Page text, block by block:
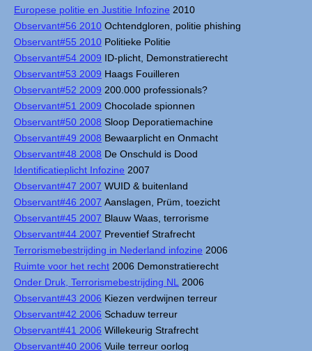
Europese politie en Justitie Infozine 2010
Observant#56 2010 Ochtendgloren, politie phishing
Observant#55 2010 Politieke Politie
Observant#54 2009 ID-plicht, Demonstratierecht
Observant#53 2009 Haags Fouilleren
Observant#52 2009 200.000 professionals?
Observant#51 2009 Chocolade spionnen
Observant#50 2008 Sloop Deporatiemachine
Observant#49 2008 Bewaarplicht en Onmacht
Observant#48 2008 De Onschuld is Dood
Identificatieplicht Infozine 2007
Observant#47 2007 WUID & buitenland
Observant#46 2007 Aanslagen, Prüm, toezicht
Observant#45 2007 Blauw Waas, terrorisme
Observant#44 2007 Preventief Strafrecht
Terrorismebestrijding in Nederland infozine 2006
Ruimte voor het recht 2006 Demonstratierecht
Onder Druk, Terrorismebestrijding NL
2006
Observant#43 2006 Kiezen verdwijnen terreur
Observant#42 2006 Schaduw terreur
Observant#41 2006 Willekeurig Strafrecht
Observant#40 2006 Vuile terreur oorlog